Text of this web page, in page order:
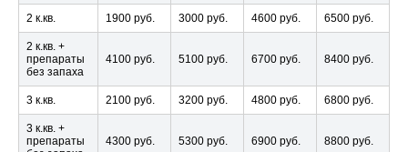
2 к.кв. 1900 руб. 3000 руб. 4600 руб. 6500 руб.
2 к.кв. +
препараты
без запаха
4100 руб. 5100 руб. 6700 руб. 8400 руб.
3 к.кв. 2100 руб. 3200 руб. 4800 руб. 6800 руб.
3 к.кв. +
препараты
4300 руб. 5300 руб. 6900 руб. 8800 руб.